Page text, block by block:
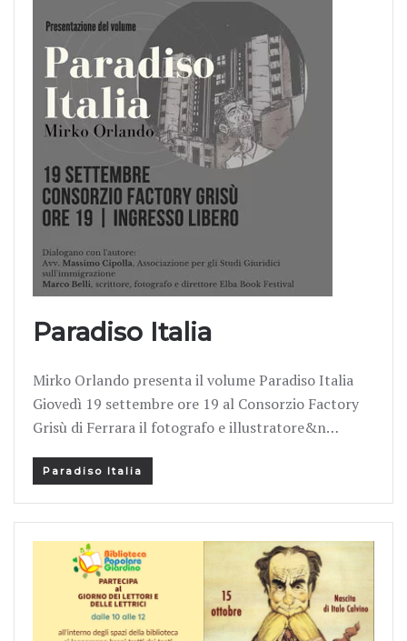
Paradiso Italia
Mirko Orlando presenta il volume Paradiso Italia
Giovedì 19 settembre ore 19 al Consorzio Factory
Grisù di Ferrara il fotografo e illustratore&n…
Paradiso Italia